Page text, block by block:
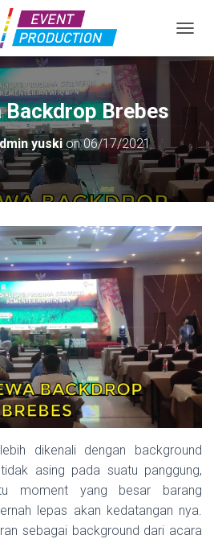
Backdrop Brebes
yuskion06/17/2021
dikenali dengan background
asing pada suatu panggung,
moment yang besar barang
lepas akan kedatangan nya.
sebagai background dari acara